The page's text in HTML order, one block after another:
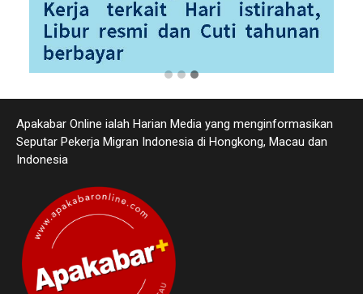
Apakabar Online ialah Harian Media yang menginformasikan
Seputar Pekerja Migran Indonesia di Hongkong, Macau dan
Indonesia